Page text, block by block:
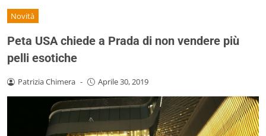
Novità
Peta USA chiede a Prada di non vendere più
pelli esotiche
Patrizia Chimera - Aprile 30, 2019